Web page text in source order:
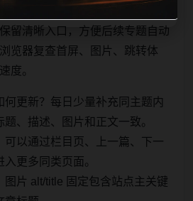
不同关键词、不同栏目词和不同
留清晰入口，方便后续专题自动
览器复查首屏、图片、跳转体
度。
何更新？每日少量补充同主题内
题、描述、图片和正文一致。
可以通过栏目页、上一篇、下一
更多同类页面。
图片 alt/title 固定包含站点主关键